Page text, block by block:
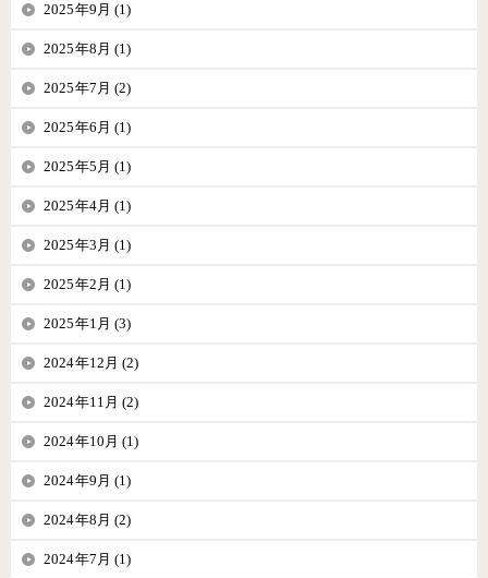
2025年9月 (1)
2025年8月 (1)
2025年7月 (2)
2025年6月 (1)
2025年5月 (1)
2025年4月 (1)
2025年3月 (1)
2025年2月 (1)
2025年1月 (3)
2024年12月 (2)
2024年11月 (2)
2024年10月 (1)
2024年9月 (1)
2024年8月 (2)
2024年7月 (1)